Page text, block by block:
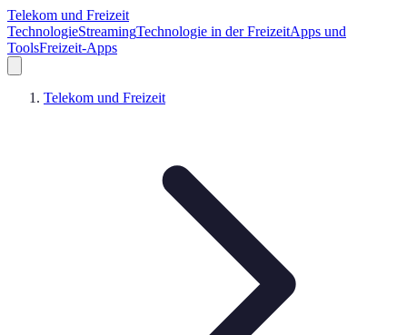
Telekom und Freizeit
TechnologieStreamingTechnologie in der FreizeitApps und
ToolsFreizeit-Apps
Telekom und Freizeit